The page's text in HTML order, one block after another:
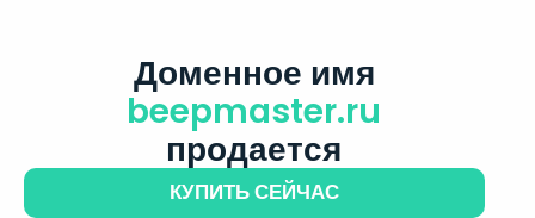
Доменное имя
beepmaster.ru
продается
КУПИТЬ СЕЙЧАС